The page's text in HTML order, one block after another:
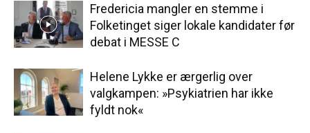
Fredericia mangler en stemme i
Folketinget siger lokale kandidater før
debat i MESSE C
Helene Lykke er ærgerlig over
valgkampen: »Psykiatrien har ikke
fyldt nok«